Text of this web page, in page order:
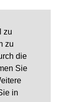
zu
zu
die
Sie
in